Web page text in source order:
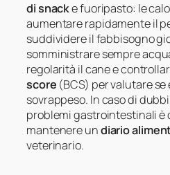
di snacke fuoripasto: le
aumentare rapidamente il
suddividere il fabbisogno
somministrare sempre
regolarità il cane e
score (BCS) per valutare
sovrappeso. In caso di
problemi gastrointestinali è
mantenere undiario
veterinario.